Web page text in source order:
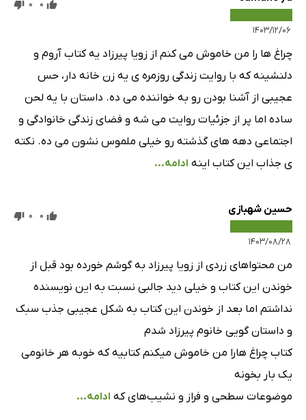
۱۴۰۳/۱۲/۰۶
0
0
چراغ ها را من خاموش می کنم از زویا پیرزاد یه کتاب آروم و
دلنشینه که با روایت زندگی روزمره ی یه زن خانه دار، حس
عجیبی از آشنا بودن رو به خواننده می ده. داستان با یه لحن
ساده اما پر از جزئیات روایت می شه و فضای زندگی خانوادگی و
اجتماعی دهه های گذشته رو خیلی ملموس نشون می ده. نکته
ی جذاب این کتاب اینه ادامه...
حسین شهبازی
۱۴۰۳/۰۸/۲۸
0
0
من محتوا‌های زردی از زویا پیرزاد به گوشم خورده بود قبل از
خوندن این کتاب و خیلی دید جالبی نسبت به این نویسنده
نداشتم اما بعد از خوندن این کتاب به شکل عجیبی جذب سبک
و داستان گویی خانوم پیرزاد شدم
کتاب چراغ هارا من خاموش میکنم کتابیه که خوبه هر خانومی
یک بار بخونه
موضوعات سطحی و فراز و نشیب‌های که ادامه...